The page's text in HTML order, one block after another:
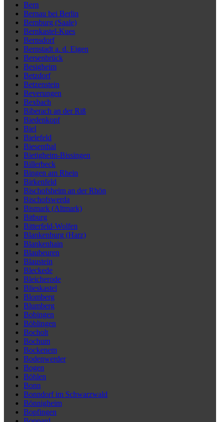
Bern
Bernau bei Berlin
Bernburg (Saale)
Bernkastel-Kues
Bernsdorf
Bernstadt a. d. Eigen
Bersenbrück
Besigheim
Betzdorf
Betzenstein
Beverungen
Bexbach
Biberach an der Riß
Biedenkopf
Biel
Bielefeld
Biesenthal
Bietigheim-Bissingen
Billerbeck
Bingen am Rhein
Birkenfeld
Bischofsheim an der Rhön
Bischofswerda
Bismark (Altmark)
Bitburg
Bitterfeld-Wolfen
Blankenburg (Harz)
Blankenhain
Blaubeuren
Blaustein
Bleckede
Bleicherode
Blieskastel
Blomberg
Blumberg
Bobingen
Böblingen
Bocholt
Bochum
Bockenem
Bodenwerder
Bogen
Böhlen
Bonn
Bonndorf im Schwarzwald
Bönnigheim
Bopfingen